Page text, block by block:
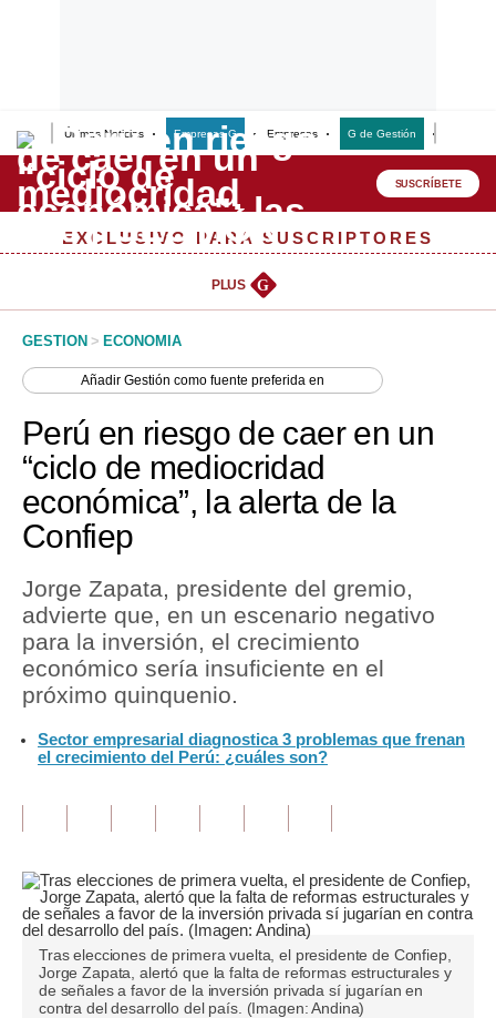
Últimas Noticias Empresas G Empresas G de Gestión
Lo último
Peru Quiosco
Management & Empleo
Perú
Política
Tu Dinero
Finanzas Personales
Inmobiliarias
Plus G
Editorial
Pregunta de hoy
Tendencias
Lujo
Viajes
SUSCRÍBETE
EXCLUSIVO PARA SUSCRIPTORES
PLUS G
GESTION > ECONOMIA
AñadirGestión como fuente preferida en
Perú en riesgo de caer en un
“ciclo de mediocridad
económica”, la alerta de la
Confiep
Jorge Zapata, presidente del gremio,
advierte que, en un escenario negativo
para la inversión, el crecimiento
económico sería insuficiente en el
próximo quinquenio.
Sector empresarial diagnostica 3 problemas que frenan
el crecimiento del Perú: ¿cuáles son?
Tras elecciones de primera vuelta, el presidente de Confiep,
Jorge Zapata, alertó que la falta de reformas estructurales y
de señales a favor de la inversión privada sí jugarían en
contra del desarrollo del país. (Imagen: Andina)